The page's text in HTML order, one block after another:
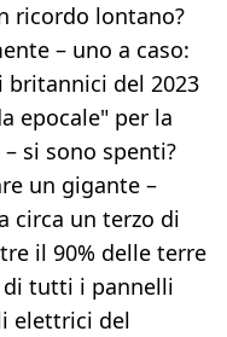
ricordo lontano?
– uno a caso:
britannici del 2023
epocale" per la
si sono spenti?
un gigante –
circa un terzo di
il 90% delle terre
di tutti i pannelli
elettrici del